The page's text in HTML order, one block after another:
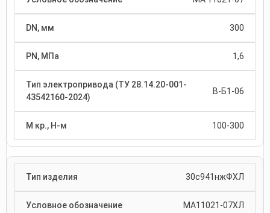
300
1,6
В-Б1-06
100-300
30с941нжФХЛ
МА11021-07ХЛ